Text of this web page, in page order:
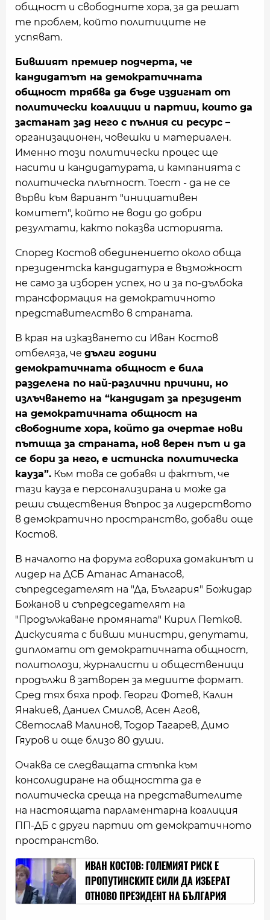
общност и свободните хора, за да решат
те проблем, който политиците не
успяват.
Бившият премиер подчерта, че
кандидатът на демократичната
общност трябва да бъде издигнат от
политически коалиции и партии, които да
застанат зад него с пълния си ресурс –
организационен, човешки и материален.
Именно този политически процес ще
насити и кандидатурата, и кампанията с
политическа плътност. Тоест - да не се
върви към вариант "инициативен
комитет", който не води до добри
резултати, както показва историята.
Според Костов обединението около обща
президентска кандидатура е възможност
не само за изборен успех, но и за по-дълбока
трансформация на демократичното
представителство в страната.
В края на изказването си Иван Костов
отбеляза, че дълги години
демократичната общност е била
разделена по най-различни причини, но
излъчването на “кандидат за президент
на демократичната общност на
свободните хора, който да очертае нови
пътища за страната, нов верен път и да
се бори за него, е истинска политическа
кауза”. Към това се добавя и фактът, че
тази кауза е персонализирана и може да
реши съществения въпрос за лидерството
в демократично пространство, добави още
Костов.
В началото на форума говориха домакинът и
лидер на ДСБ Атанас Атанасов,
съпредседателят на "Да, България" Божидар
Божанов и съпредседателят на
"Продължаване промяната" Кирил Петков.
Дискусията с бивши министри, депутати,
дипломати от демократичната общност,
политолози, журналисти и общественици
продължи в затворен за медиите формат.
Сред тях бяха проф. Георги Фотев, Калин
Янакиев, Даниел Смилов, Асен Агов,
Светослав Малинов, Тодор Тагарев, Димо
Гяуров и още близо 80 души.
Очаква се следващата стъпка към
консолидиране на общността да е
политическа среща на представителите
на настоящата парламентарна коалиция
ПП-ДБ с други партии от демократичното
пространство.
ИВАН КОСТОВ: ГОЛЕМИЯТ РИСК Е
ПРОПУТИНСКИТЕ СИЛИ ДА ИЗБЕРАТ
ОТНОВО ПРЕЗИДЕНТ НА БЪЛГАРИЯ